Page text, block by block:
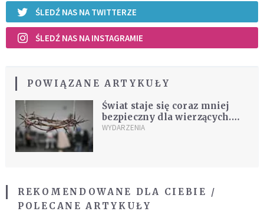
ŚLEDŹ NAS NA TWITTERZE
ŚLEDŹ NAS NA INSTAGRAMIE
POWIĄZANE ARTYKUŁY
Świat staje się coraz mniej
bezpieczny dla wierzących.
Przemoc religijna
WYDARZENIA
REKOMENDOWANE DLA CIEBIE /
POLECANE ARTYKUŁY